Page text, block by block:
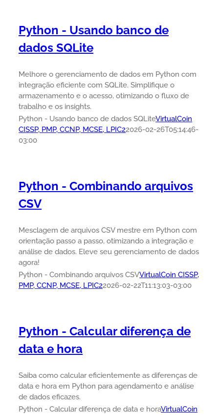
Python - Usando banco de
dados SQLite
Melhore o gerenciamento de dados em Python com
integração eficiente com SQLite. Simplifique o
armazenamento e o acesso, otimizando o fluxo de
trabalho e os insights.
Python - Usando banco de dados SQLiteVirtualCoin
CISSP, PMP, CCNP, MCSE, LPIC22026-02-26T05:14:46-
03:00
Python - Combinando arquivos
CSV
Mesclagem de arquivos CSV mestre em Python com
orientação passo a passo, otimizando a integração e
análise de dados. Eleve seu gerenciamento de dados
agora!
Python - Combinando arquivos CSVVirtualCoin CISSP,
PMP, CCNP, MCSE, LPIC22026-02-22T11:13:03-03:00
Python - Calcular diferença de
data e hora
Saiba como calcular eficientemente as diferenças de
data e hora em Python para agendamento e análise
de dados eficazes.
Python - Calcular diferença de data e horaVirtualCoin